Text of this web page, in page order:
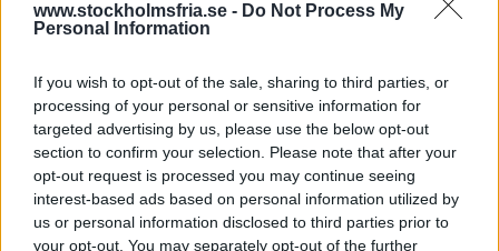
www.stockholmsfria.se - Do Not Process My
Personal Information
If you wish to opt-out of the sale, sharing to third parties, or
processing of your personal or sensitive information for
targeted advertising by us, please use the below opt-out
section to confirm your selection. Please note that after your
opt-out request is processed you may continue seeing
interest-based ads based on personal information utilized by
us or personal information disclosed to third parties prior to
your opt-out. You may separately opt-out of the further
– Att vi kommer till Sätra är nytt, det besöker vi den 8
juli och håller Barnens dag riktad till yngre barn. På
kvällen visar vi Zootropolis, en barnfilm, och
ungdomsfilmen Dröm vidare.
Ett dag-för-dag-program för festivalen hittar du på
http://mitt127.se/kalendarium-2017